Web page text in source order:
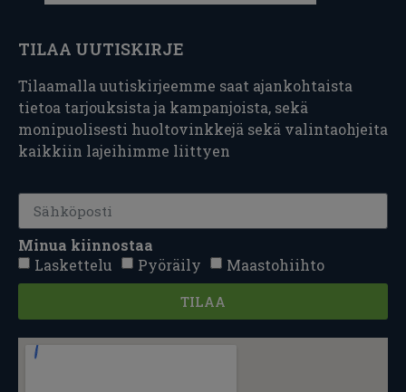
TILAA UUTISKIRJE
Tilaamalla uutiskirjeemme saat ajankohtaista
tietoa tarjouksista ja kampanjoista, sekä
monipuolisesti huoltovinkkejä sekä valintaohjeita
kaikkiin lajeihimme liittyen
Minua kiinnostaa
Laskettelu
Pyöräily Maastohiihto
TILAA